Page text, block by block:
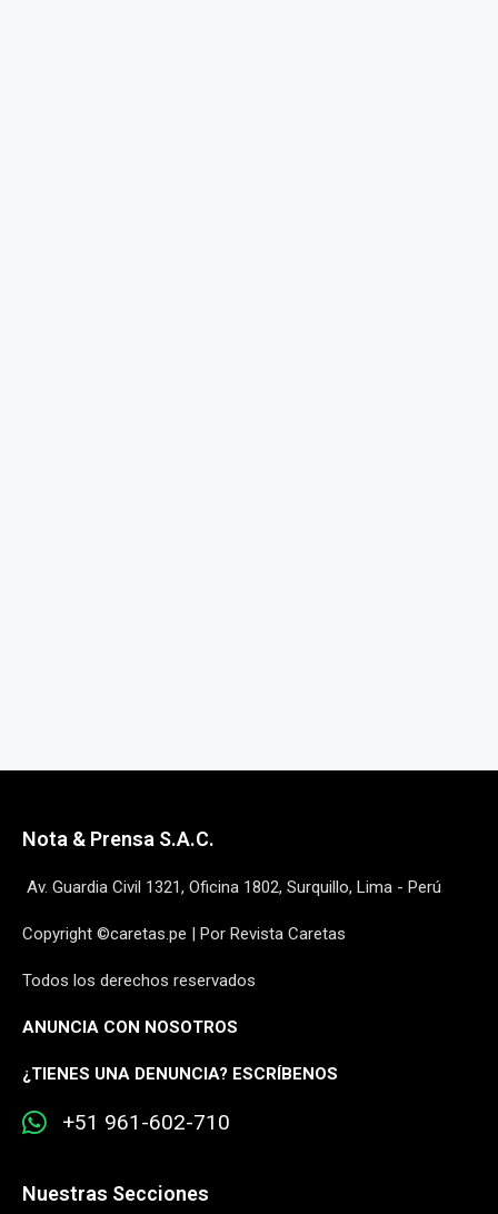
Nota & Prensa S.A.C.
Av. Guardia Civil 1321, Oficina 1802, Surquillo, Lima - Perú
Copyright ©caretas.pe | Por Revista Caretas
Todos los derechos reservados
ANUNCIA CON NOSOTROS
¿TIENES UNA DENUNCIA? ESCRÍBENOS
+51 961-602-710
Nuestras Secciones